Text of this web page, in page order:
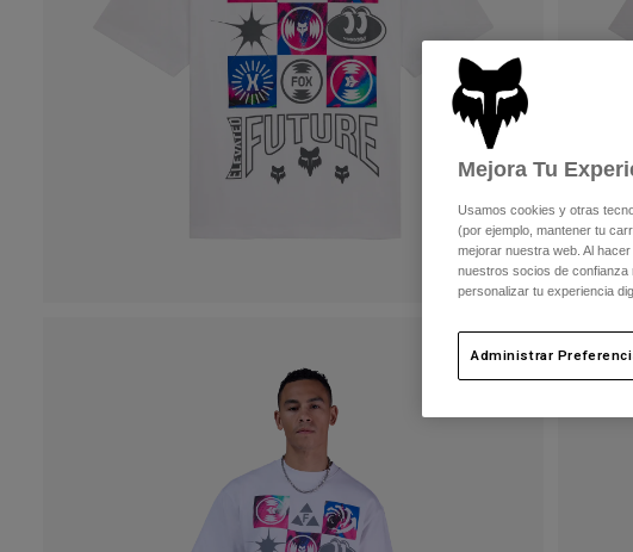
Mejora Tu
Usamos cookies y otras
(por ejemplo, mantener tu
mejorar nuestra web. Al
nuestros socios de confianza
personalizar tu experiencia
Administrar